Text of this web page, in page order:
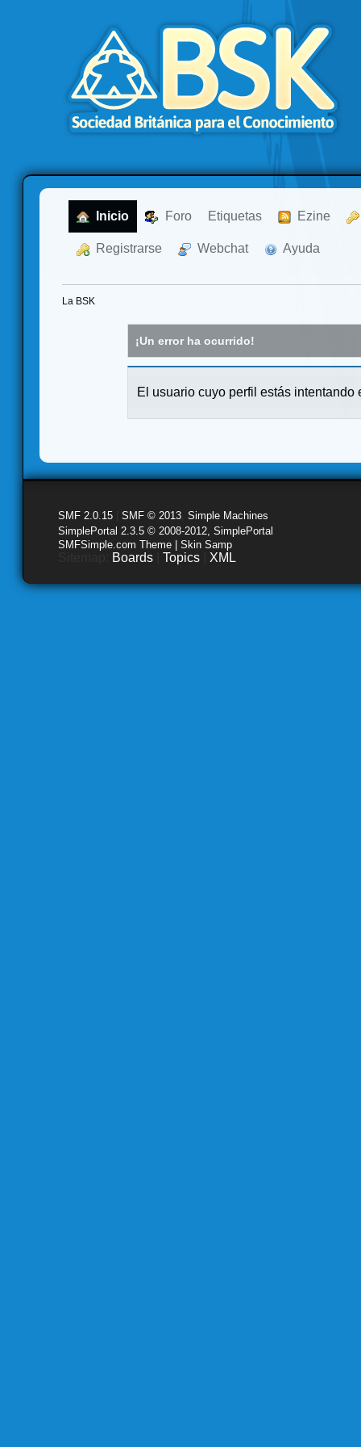
Inicio Foro Etiquetas Ezine
Registrarse Webchat Ayuda
La BSK
¡Un error ha ocurrido!
El usuario cuyo perfil estás intentando
SMF 2.0.15 SMF © 2013 Simple Machines
SimplePortal 2.3.5 © 2008-2012, SimplePortal
SMFSimple.com Theme | Skin Samp
Boards Topics XML